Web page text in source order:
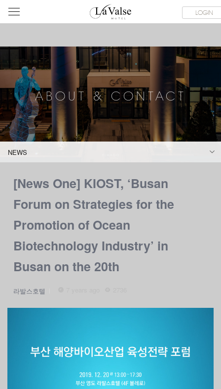
라
발
스
호
텔
LOGIN
SERVICE FACILITIES ABOUT & CONTACT HOTEL GUIDE
ABOUT & CONTACT
NEWS
[News One] KIOST, ‘Busan
Forum on Strategies for the
Promotion of Ocean
Biotechnology Industry’ in
Busan on the 20th
라발스호텔